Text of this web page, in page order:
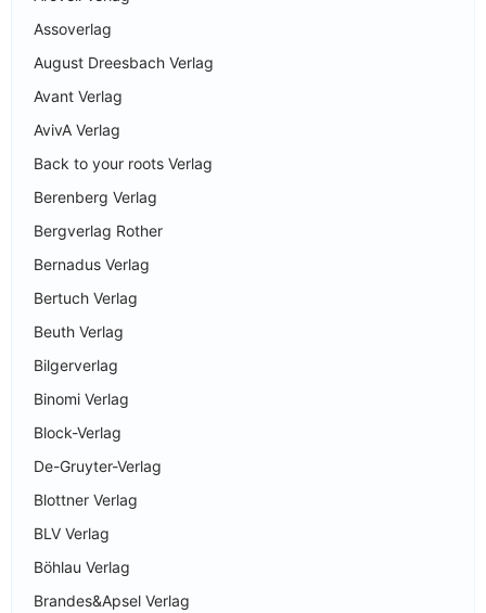
Assoverlag
August Dreesbach Verlag
Avant Verlag
AvivA Verlag
Back to your roots Verlag
Berenberg Verlag
Bergverlag Rother
Bernadus Verlag
Bertuch Verlag
Beuth Verlag
Bilgerverlag
Binomi Verlag
Block-Verlag
De-Gruyter-Verlag
Blottner Verlag
BLV Verlag
Böhlau Verlag
Brandes&Apsel Verlag